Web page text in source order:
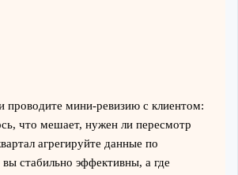
проводите мини-ревизию с клиентом:
что мешает, нужен ли пересмотр
агрегируйте данные по
вы стабильно эффективны, а где